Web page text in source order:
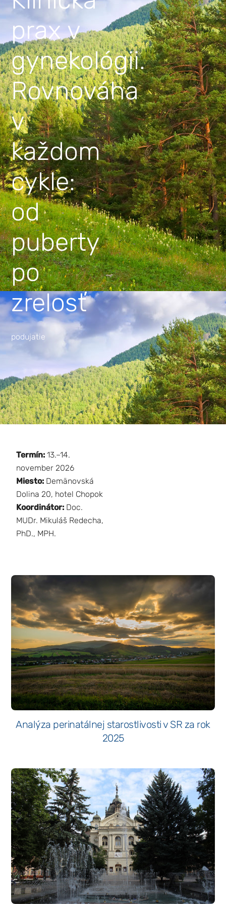
prax v
gynekológii.
Rovnováha
v
každom
cykle:
od
puberty
po
zrelosť
podujatie
Termín: 13.–14.
november 2026
Miesto: Demänovská
Dolina 20, hotel Chopok
Koordinátor: Doc.
MUDr. Mikuláš Redecha,
PhD., MPH.
Analýza perinatálnej starostlivosti v SR za rok
2025
cookie nie sú
voliteľné. Sú
potrebné pre
fungovanie
webovej
stránky.
Štatistiky
Aby sme
mohli
zlepšiť
funkčnosť